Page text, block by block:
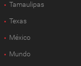
Tamaulipas
Texas
México
Mundo